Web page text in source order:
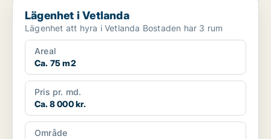
Lägenhet i Vetlanda
Lägenhet i Vetlanda
Lägenhet att hyra i Vetlanda Bostaden har 3 rum
Areal
Ca. 75 m2
Pris pr. md.
Ca. 8 000 kr.
Område